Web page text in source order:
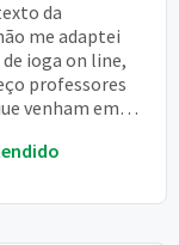
da
me adaptei
ioga on line,
professores
venham em
valor...